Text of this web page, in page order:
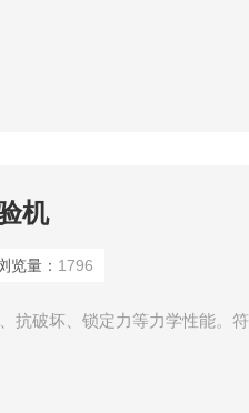
机
览量： 1796
抗破坏、锁定力等力学性能。符